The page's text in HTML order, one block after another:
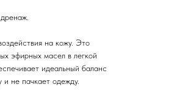
на кожу. Это
эфирных масел в легкой
идеальный баланс
не пачкает одежду.